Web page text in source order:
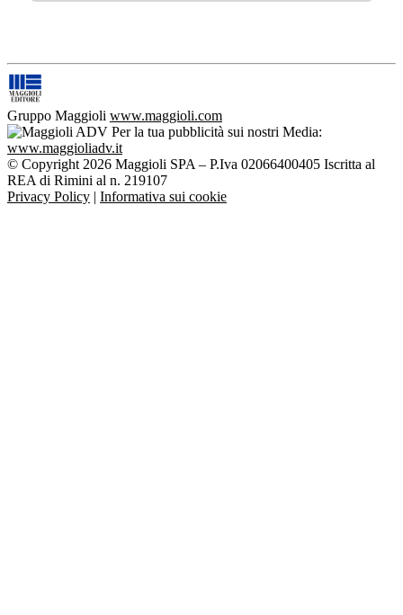
Gruppo Maggioli www.maggioli.com
Per la tua pubblicità sui nostri Media:
www.maggioliadv.it
© Copyright 2026 Maggioli SPA – P.Iva 02066400405 Iscritta al
REA di Rimini al n. 219107
Privacy Policy | Informativa sui cookie